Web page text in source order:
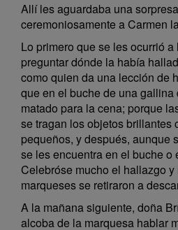
Allí les aguardaba una
ceremoniosamente a Carmen
Lo primero que se les ocurrió
preguntar dónde la había
como quien da una lección de
que en el buche de una
matado para la cena; porque
se tragan los objetos brillantes
pequeños, y después, aunque
se les encuentra en el buche o
Celebróse mucho el hallazgo
marqueses se retiraron a
A la mañana siguiente, doña
alcoba de la marquesa hablar